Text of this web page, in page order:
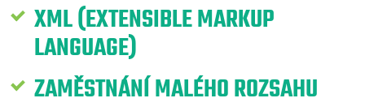
XML (EXTENSIBLE MARKUP
LANGUAGE)
ZAMĚSTNÁNÍ MALÉHO ROZSAHU